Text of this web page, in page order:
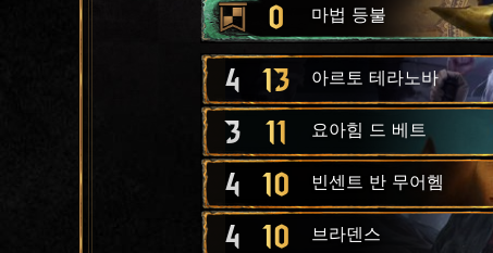
0 마법 등불
4 13 아르토 테라노바
3 11 요아힘 드 베트
4 10 빈센트 반 무어헴
4 10 브라덴스